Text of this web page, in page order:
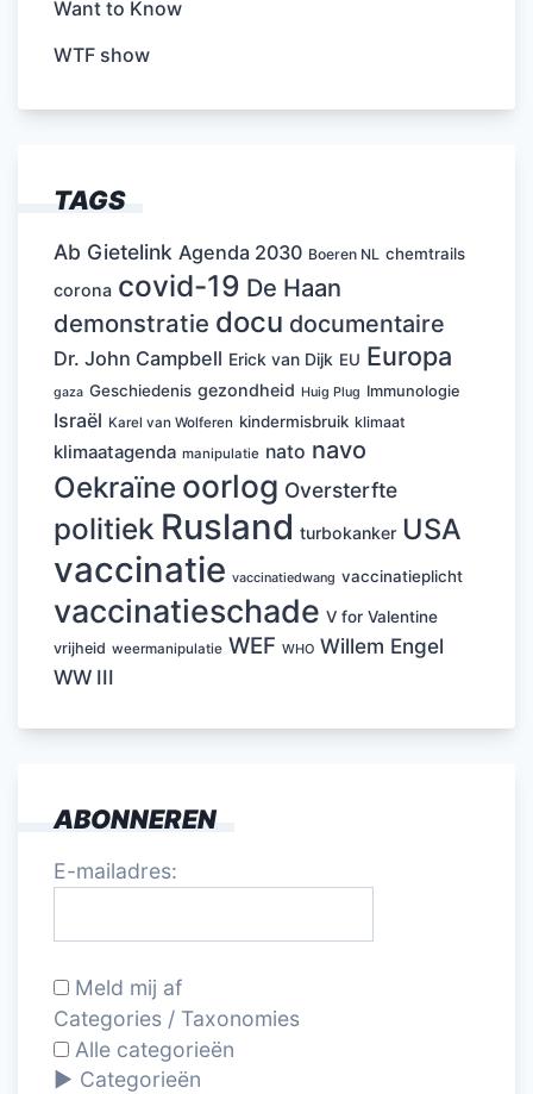
Want to Know
WTF show
TAGS
Ab Gietelink Agenda 2030 Boeren NL chemtrails
corona covid-19 De Haan
demonstratie docu documentaire
Dr. John Campbell Erick van Dijk EU Europa
gaza Geschiedenis gezondheid Huig Plug Immunologie
Israël Karel van Wolferen kindermisbruik klimaat
klimaatagenda manipulatie nato navo
Oekraïne oorlog Oversterfte
politiek Rusland turbokanker USA
vaccinatie vaccinatiedwang vaccinatieplicht
vaccinatieschade V for Valentine
vrijheid weermanipulatie WEF WHO Willem Engel
WW III
ABONNEREN
E-mailadres:
Meld mij af
Categories / Taxonomies
Alle categorieën
Categorieën